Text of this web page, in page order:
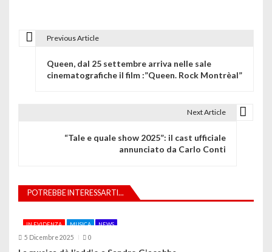
i
o
n
Previous Article
Queen, dal 25 settembre arriva nelle sale
cinematografiche il film :”Queen. Rock Montrèal”
Next Article
“Tale e quale show 2025”: il cast ufficiale
annunciato da Carlo Conti
POTREBBE INTERESSARTI...
IN EVIDENZA MUSICA NEWS
5 Dicembre 2025 0